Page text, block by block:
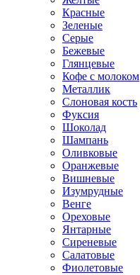
Красные
Зеленые
Серые
Бежевые
Глянцевые
Кофе с молоком
Металлик
Слоновая кость
Фуксия
Шоколад
Шампань
Оливковые
Оранжевые
Вишневые
Изумрудные
Венге
Ореховые
Янтарные
Сиреневые
Салатовые
Фиолетовые